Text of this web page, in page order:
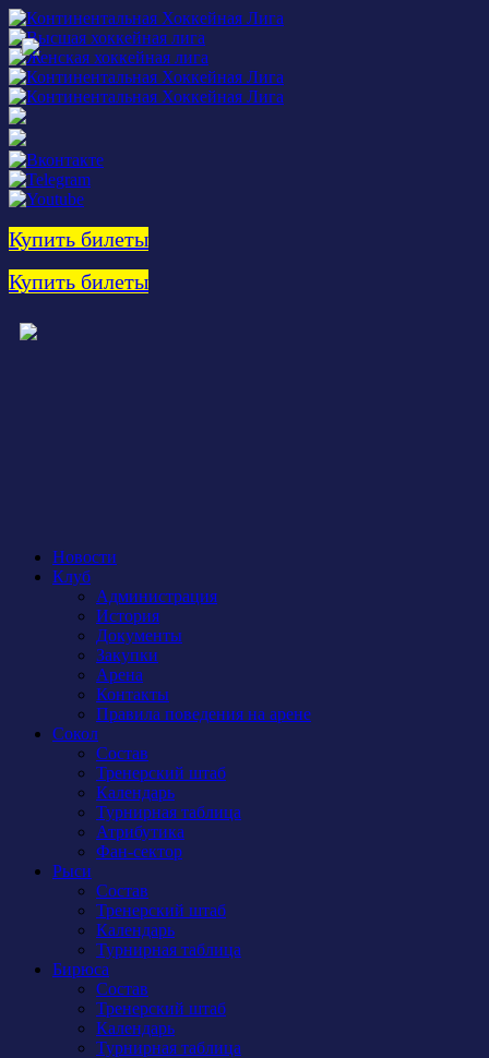
Купить билеты
Купить билеты
Новости
Клуб
Администрация
История
Документы
Закупки
Арена
Контакты
Правила поведения на арене
Сокол
Состав
Тренерский штаб
Календарь
Турнирная таблица
Атрибутика
Фан-сектор
Рыси
Состав
Тренерский штаб
Календарь
Турнирная таблица
Бирюса
Состав
Тренерский штаб
Календарь
Турнирная таблица